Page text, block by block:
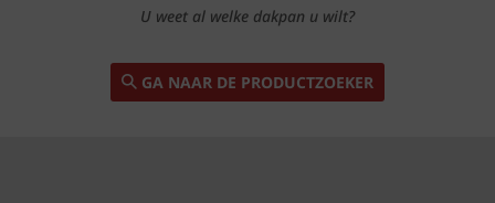
U weet al welke dakpan u wilt?
GA NAAR DE PRODUCTZOEKER